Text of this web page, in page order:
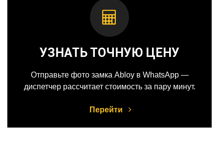
УЗНАТЬ ТОЧНУЮ ЦЕНУ
Отправьте фото замка Abloy в WhatsApp —
диспетчер рассчитает стоимость за пару минут.
Перейти